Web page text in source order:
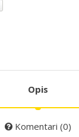
Opis
Komentari (0)